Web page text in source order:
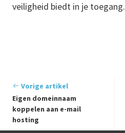
veiligheid biedt in je toegang.
Vorige artikel
Eigen domeinnaam
koppelen aan e-mail
hosting